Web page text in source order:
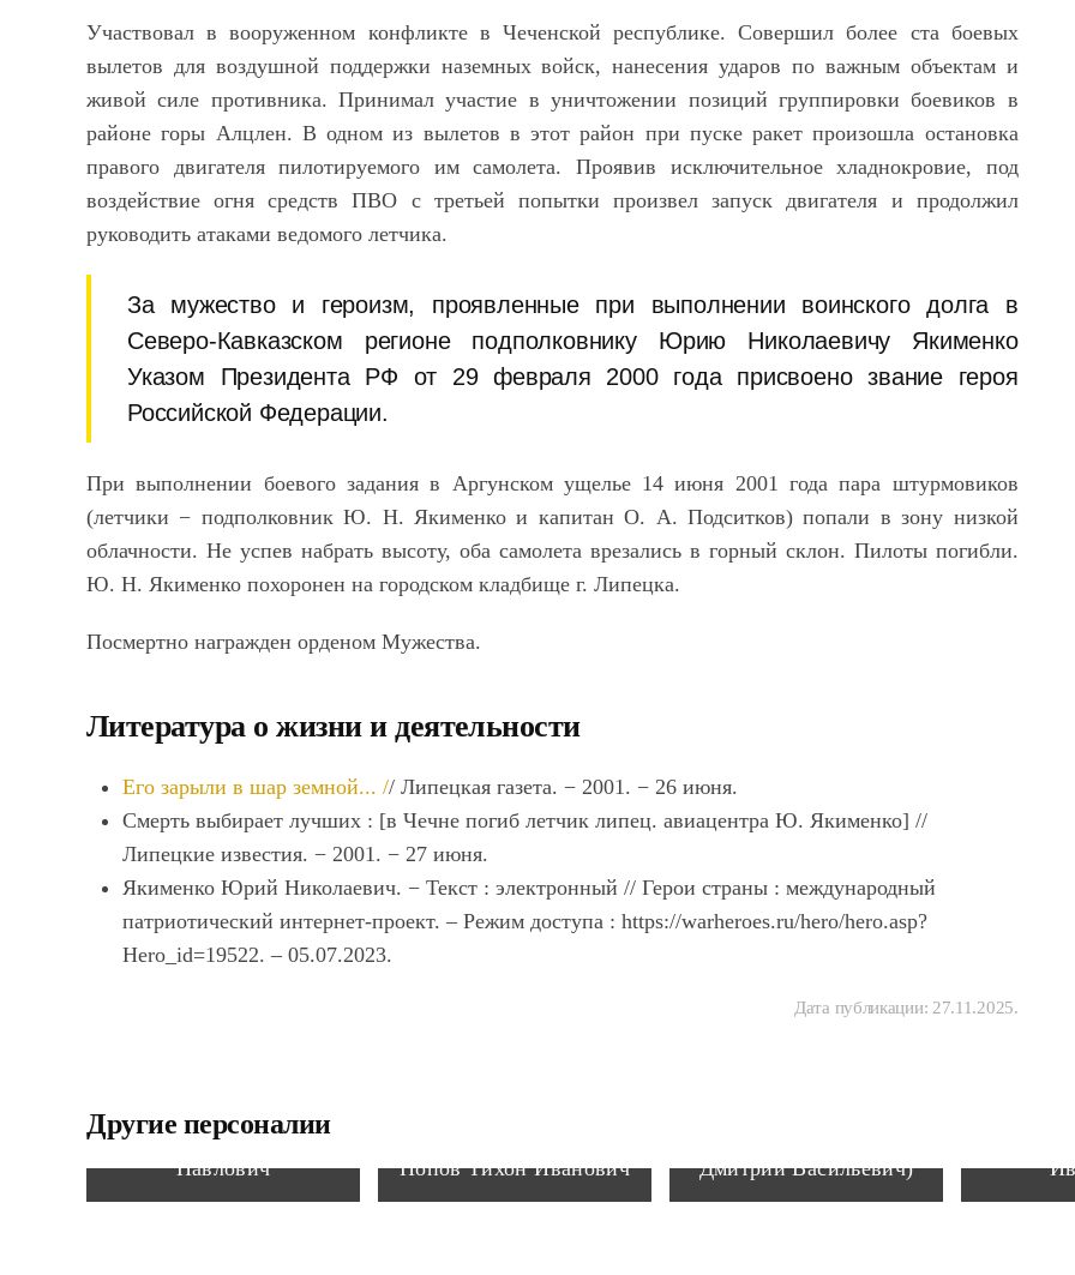
Участвовал в вооруженном конфликте в Чеченской республике. Совершил более ста боевых
вылетов для воздушной поддержки наземных войск, нанесения ударов по важным объектам и
живой силе противника. Принимал участие в уничтожении позиций группировки боевиков в
районе горы Алцлен. В одном из вылетов в этот район при пуске ракет произошла остановка
правого двигателя пилотируемого им самолета. Проявив исключительное хладнокровие, под
воздействие огня средств ПВО с третьей попытки произвел запуск двигателя и продолжил
руководить атаками ведомого летчика.
За мужество и героизм, проявленные при выполнении воинского долга в
Северо-Кавказском регионе подполковнику Юрию Николаевичу Якименко
Указом Президента РФ от 29 февраля 2000 года присвоено звание героя
Российской Федерации.
При выполнении боевого задания в Аргунском ущелье 14 июня 2001 года пара штурмовиков
(летчики − подполковник Ю. Н. Якименко и капитан О. А. Подситков) попали в зону низкой
облачности. Не успев набрать высоту, оба самолета врезались в горный склон. Пилоты погибли.
Ю. Н. Якименко похоронен на городском кладбище г. Липецка.
Посмертно награжден орденом Мужества.
Литература о жизни и деятельности
Его зарыли в шар земной... // Липецкая газета. − 2001. − 26 июня.
Смерть выбирает лучших : [в Чечне погиб летчик липец. авиацентра Ю. Якименко] //
Липецкие известия. − 2001. − 27 июня.
Якименко Юрий Николаевич. − Текст : электронный // Герои страны : международный
патриотический интернет-проект. – Режим доступа : https://warheroes.ru/hero/hero.asp?
Hero_id=19522. – 05.07.2023.
Дата публикации: 27.11.2025.
Другие персоналии
Шумский Кирион
Павлович
Попов Тихон Иванович
Дмитрий Васильевич)